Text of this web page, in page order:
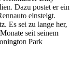
Dazu postet er ein
einsteigt.
Es sei zu lange her,
seit seinem
Park